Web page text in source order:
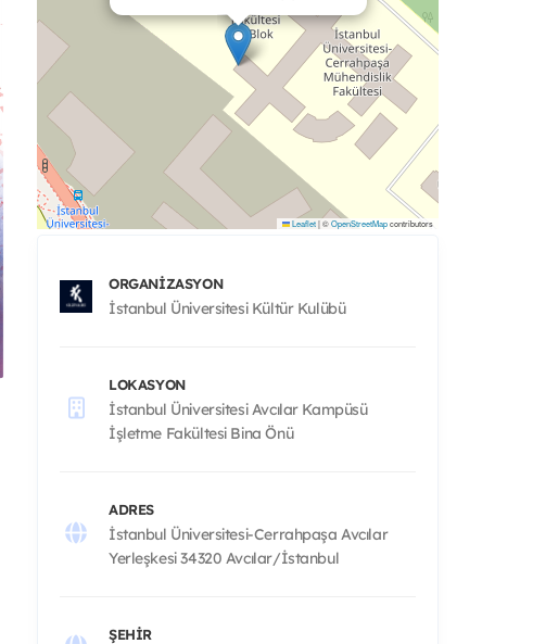
Leaflet|©OpenStreetMapcontributors
ORGANIZASYON
İstanbul Üniversitesi Kültür Kulübü
LOKASYON
İstanbul Üniversitesi Avcılar Kampüsü
İşletme Fakültesi Bina Önü
ADRES
İstanbul Üniversitesi-Cerrahpaşa Avcılar
Yerleşkesi 34320 Avcılar/İstanbul
ŞEHIR